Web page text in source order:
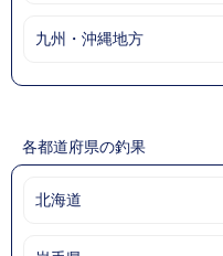
九州・沖縄地方
各都道府県の釣果
北海道